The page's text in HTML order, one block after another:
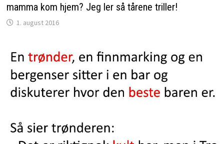
mamma kom hjem? Jeg ler så tårene triller!
1. august 2016